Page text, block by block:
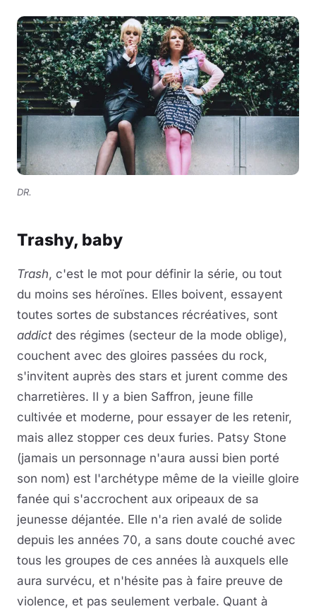
DR.
Trashy, baby
Trash, c'est le mot pour définir la série, ou tout
du moins ses héroïnes. Elles boivent, essayent
toutes sortes de substances récréatives, sont
addict des régimes (secteur de la mode oblige),
couchent avec des gloires passées du rock,
s'invitent auprès des stars et jurent comme des
charretières. Il y a bien Saffron, jeune fille
cultivée et moderne, pour essayer de les retenir,
mais allez stopper ces deux furies. Patsy Stone
(jamais un personnage n'aura aussi bien porté
son nom) est l'archétype même de la vieille gloire
fanée qui s'accrochent aux oripeaux de sa
jeunesse déjantée. Elle n'a rien avalé de solide
depuis les années 70, a sans doute couché avec
tous les groupes de ces années là auxquels elle
aura survécu, et n'hésite pas à faire preuve de
violence, et pas seulement verbale. Quant à